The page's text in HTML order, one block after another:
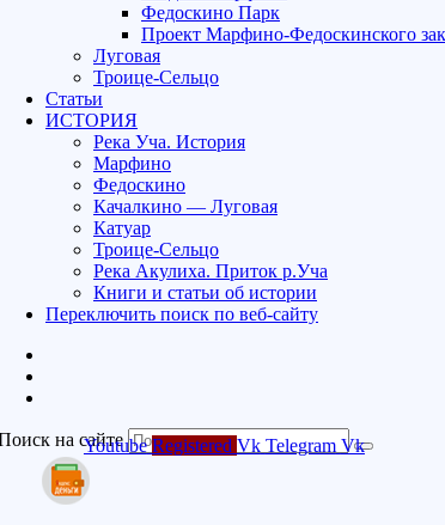
Федоскино Парк
Проект Марфино-Федоскинского
Луговая
Троице-Сельцо
Статьи
ИСТОРИЯ
Река Уча. История
Марфино
Федоскино
Качалкино — Луговая
Катуар
Троице-Сельцо
Река Акулиха. Приток р.Уча
Книги и статьи об истории
Переключить поиск по веб-сайту
на сайте
Youtube Registered Vk Telegram Vk